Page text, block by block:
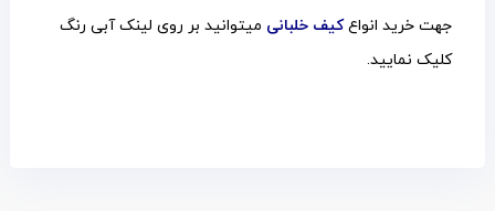
جهت خرید انواع کیف خلبانی میتوانید بر روی لینک آبی رنگ
کلیک نمایید.